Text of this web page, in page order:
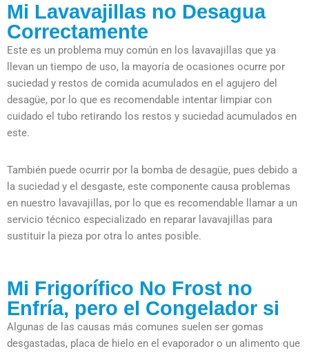
Mi Lavavajillas no Desagua
Correctamente
Este es un problema muy común en los lavavajillas que ya
llevan un tiempo de uso, la mayoría de ocasiones ocurre por
suciedad y restos de comida acumulados en el agujero del
desagüe, por lo que es recomendable intentar limpiar con
cuidado el tubo retirando los restos y suciedad acumulados en
este.
También puede ocurrir por la bomba de desagüe, pues debido a
la suciedad y el desgaste, este componente causa problemas
en nuestro lavavajillas, por lo que es recomendable llamar a un
servicio técnico especializado en reparar lavavajillas para
sustituir la pieza por otra lo antes posible.
Mi Frigorífico No Frost no
Enfría, pero el Congelador si
Algunas de las causas más comunes suelen ser gomas
desgastadas, placa de hielo en el evaporador o un alimento que